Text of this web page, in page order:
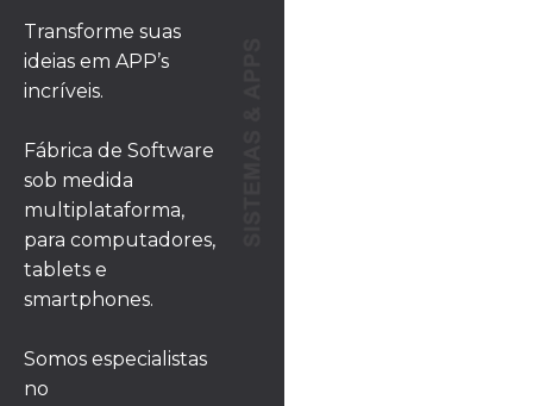
Transforme suas
ideias em APP’s
incríveis.
Fábrica de Software
sob medida
multiplataforma,
para computadores,
tablets e
smartphones.
Somos especialistas
no